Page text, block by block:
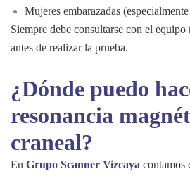
Mujeres embarazadas
Siempre debe consultarse con el
antes de realizar la prueba.
¿Dónde puedo
resonancia
craneal?
En Grupo Scanner Vizcaya contamos